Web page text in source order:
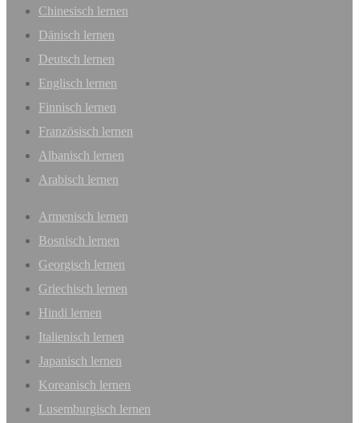
Chinesisch lernen
Dänisch lernen
Deutsch lernen
Englisch lernen
Finnisch lernen
Französisch lernen
Albanisch lernen
Arabisch lernen
Armenisch lernen
Bosnisch lernen
Georgisch lernen
Griechisch lernen
Hindi lernen
Italienisch lernen
Japanisch lernen
Koreanisch lernen
Lusemburgisch lernen